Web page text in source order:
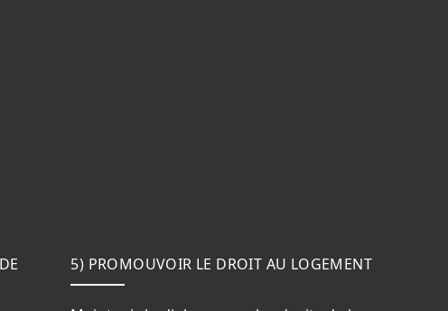
5) PROMOUVOIR LE DROIT AU LOGEMENT